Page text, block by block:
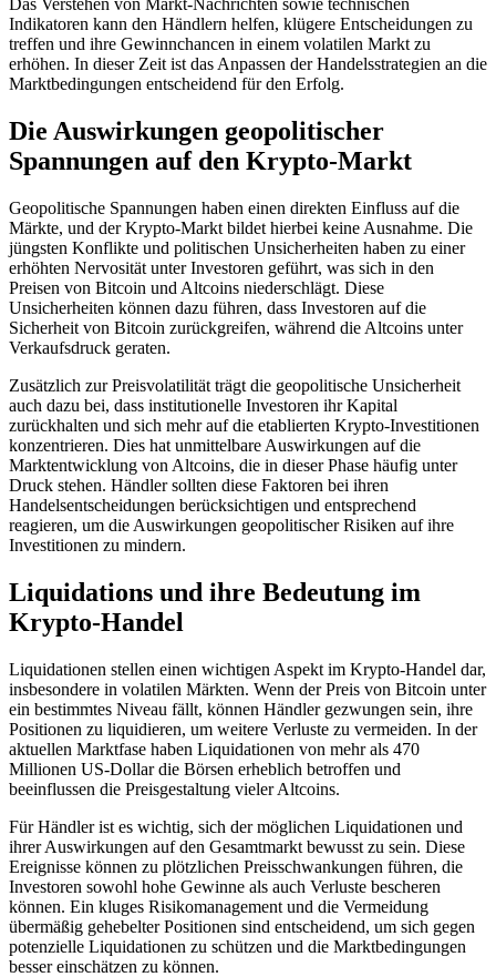
Das Verstehen von Markt-Nachrichten sowie technischen
Indikatoren kann den Händlern helfen, klügere Entscheidungen zu
treffen und ihre Gewinnchancen in einem volatilen Markt zu
erhöhen. In dieser Zeit ist das Anpassen der Handelsstrategien an die
Marktbedingungen entscheidend für den Erfolg.
Die Auswirkungen geopolitischer
Spannungen auf den Krypto-Markt
Geopolitische Spannungen haben einen direkten Einfluss auf die
Märkte, und der Krypto-Markt bildet hierbei keine Ausnahme. Die
jüngsten Konflikte und politischen Unsicherheiten haben zu einer
erhöhten Nervosität unter Investoren geführt, was sich in den
Preisen von Bitcoin und Altcoins niederschlägt. Diese
Unsicherheiten können dazu führen, dass Investoren auf die
Sicherheit von Bitcoin zurückgreifen, während die Altcoins unter
Verkaufsdruck geraten.
Zusätzlich zur Preisvolatilität trägt die geopolitische Unsicherheit
auch dazu bei, dass institutionelle Investoren ihr Kapital
zurückhalten und sich mehr auf die etablierten Krypto-Investitionen
konzentrieren. Dies hat unmittelbare Auswirkungen auf die
Marktentwicklung von Altcoins, die in dieser Phase häufig unter
Druck stehen. Händler sollten diese Faktoren bei ihren
Handelsentscheidungen berücksichtigen und entsprechend
reagieren, um die Auswirkungen geopolitischer Risiken auf ihre
Investitionen zu mindern.
Liquidations und ihre Bedeutung im
Krypto-Handel
Liquidationen stellen einen wichtigen Aspekt im Krypto-Handel dar,
insbesondere in volatilen Märkten. Wenn der Preis von Bitcoin unter
ein bestimmtes Niveau fällt, können Händler gezwungen sein, ihre
Positionen zu liquidieren, um weitere Verluste zu vermeiden. In der
aktuellen Marktfase haben Liquidationen von mehr als 470
Millionen US-Dollar die Börsen erheblich betroffen und
beeinflussen die Preisgestaltung vieler Altcoins.
Für Händler ist es wichtig, sich der möglichen Liquidationen und
ihrer Auswirkungen auf den Gesamtmarkt bewusst zu sein. Diese
Ereignisse können zu plötzlichen Preisschwankungen führen, die
Investoren sowohl hohe Gewinne als auch Verluste bescheren
können. Ein kluges Risikomanagement und die Vermeidung
übermäßig gehebelter Positionen sind entscheidend, um sich gegen
potenzielle Liquidationen zu schützen und die Marktbedingungen
besser einschätzen zu können.